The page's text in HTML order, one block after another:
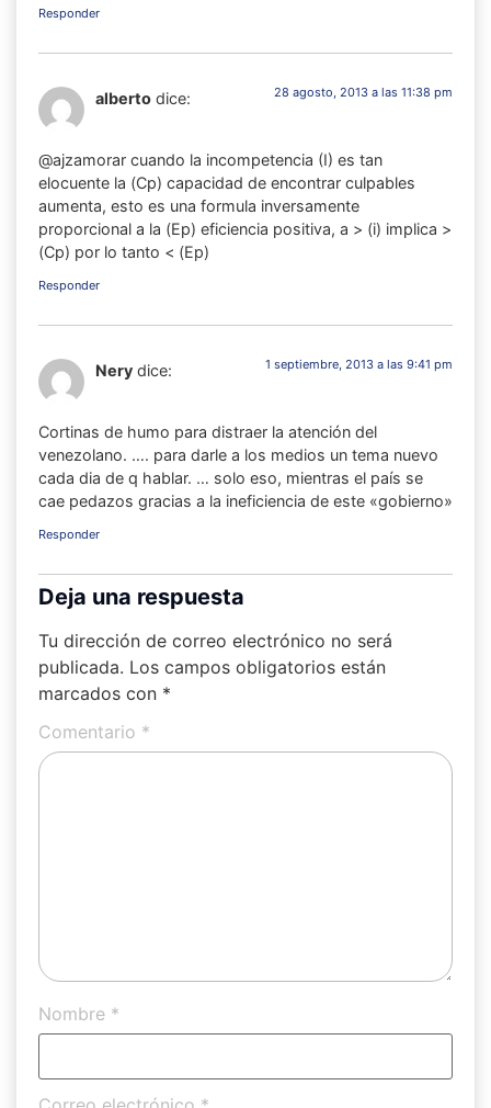
Responder
alberto dice: 28 agosto, 2013 a las 11:38 pm
@ajzamorar cuando la incompetencia (I) es tan
elocuente la (Cp) capacidad de encontrar culpables
aumenta, esto es una formula inversamente
proporcional a la (Ep) eficiencia positiva, a > (i) implica >
(Cp) por lo tanto < (Ep)
Responder
Nery dice: 1 septiembre, 2013 a las 9:41 pm
Cortinas de humo para distraer la atención del
venezolano. …. para darle a los medios un tema nuevo
cada dia de q hablar. … solo eso, mientras el país se
cae pedazos gracias a la ineficiencia de este «gobierno»
Responder
Deja una respuesta
Tu dirección de correo electrónico no será
publicada. Los campos obligatorios están
marcados con *
Comentario *
Nombre *